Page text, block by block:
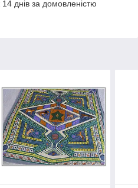
днів за домовленістю